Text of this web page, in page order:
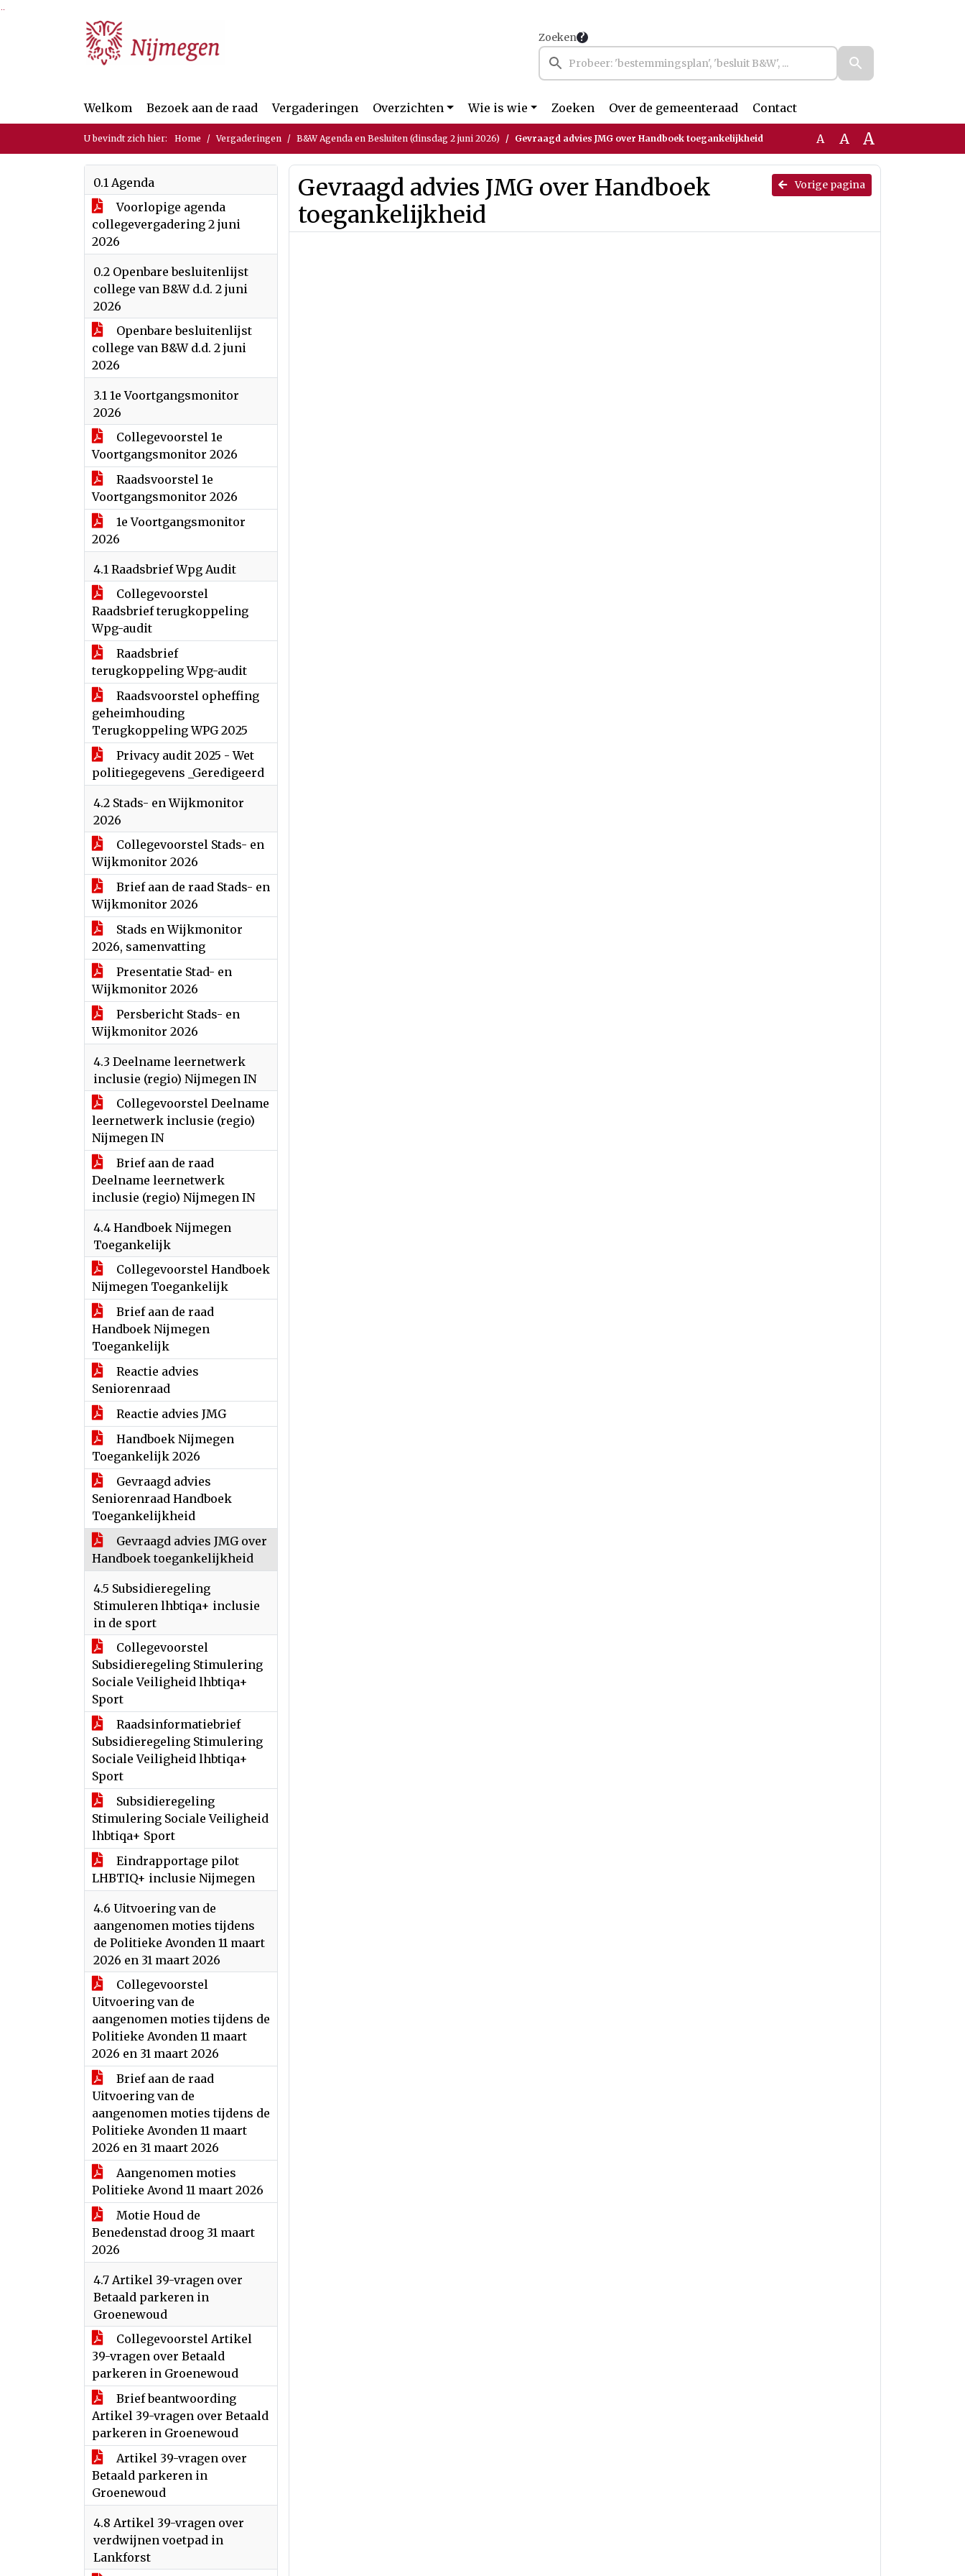
Ga naar de inhoud van deze pagina
Ga naar het zoeken
Ga naar het menu
Zoeken
Welkom Bezoek aan de raad Vergaderingen Overzichten Wie is wie Zoeken Over de gemeenteraad Contact
U bevindt zich hier: Home Vergaderingen B&W Agenda en Besluiten (dinsdag 2 juni 2026) Gevraagd advies JMG over Handboek toegankelijkheid A A A
0.1 Agenda
Voorlopige agenda
collegevergadering 2 juni
2026
0.2 Openbare besluitenlijst
college van B&W d.d. 2 juni
2026
Openbare besluitenlijst
college van B&W d.d. 2 juni
2026
3.1 1e Voortgangsmonitor
2026
Collegevoorstel 1e
Voortgangsmonitor 2026
Raadsvoorstel 1e
Voortgangsmonitor 2026
1e Voortgangsmonitor
2026
4.1 Raadsbrief Wpg Audit
Collegevoorstel
Raadsbrief terugkoppeling
Wpg-audit
Raadsbrief
terugkoppeling Wpg-audit
Raadsvoorstel opheffing
geheimhouding
Terugkoppeling WPG 2025
Privacy audit 2025 - Wet
politiegegevens _Geredigeerd
4.2 Stads- en Wijkmonitor
2026
Collegevoorstel Stads- en
Wijkmonitor 2026
Brief aan de raad Stads- en
Wijkmonitor 2026
Stads en Wijkmonitor
2026, samenvatting
Presentatie Stad- en
Wijkmonitor 2026
Persbericht Stads- en
Wijkmonitor 2026
4.3 Deelname leernetwerk
inclusie (regio) Nijmegen IN
Collegevoorstel Deelname
leernetwerk inclusie (regio)
Nijmegen IN
Brief aan de raad
Deelname leernetwerk
inclusie (regio) Nijmegen IN
4.4 Handboek Nijmegen
Toegankelijk
Collegevoorstel Handboek
Nijmegen Toegankelijk
Brief aan de raad
Handboek Nijmegen
Toegankelijk
Reactie advies
Seniorenraad
Reactie advies JMG
Handboek Nijmegen
Toegankelijk 2026
Gevraagd advies
Seniorenraad Handboek
Toegankelijkheid
Gevraagd advies JMG over
Handboek toegankelijkheid
4.5 Subsidieregeling
Stimuleren lhbtiqa+ inclusie
in de sport
Collegevoorstel
Subsidieregeling Stimulering
Sociale Veiligheid lhbtiqa+
Sport
Raadsinformatiebrief
Subsidieregeling Stimulering
Sociale Veiligheid lhbtiqa+
Sport
Subsidieregeling
Stimulering Sociale Veiligheid
lhbtiqa+ Sport
Eindrapportage pilot
LHBTIQ+ inclusie Nijmegen
4.6 Uitvoering van de
aangenomen moties tijdens
de Politieke Avonden 11 maart
2026 en 31 maart 2026
Collegevoorstel
Uitvoering van de
aangenomen moties tijdens de
Politieke Avonden 11 maart
2026 en 31 maart 2026
Brief aan de raad
Uitvoering van de
aangenomen moties tijdens de
Politieke Avonden 11 maart
2026 en 31 maart 2026
Aangenomen moties
Politieke Avond 11 maart 2026
Motie Houd de
Benedenstad droog 31 maart
2026
4.7 Artikel 39-vragen over
Betaald parkeren in
Groenewoud
Collegevoorstel Artikel
39-vragen over Betaald
parkeren in Groenewoud
Brief beantwoording
Artikel 39-vragen over Betaald
parkeren in Groenewoud
Artikel 39-vragen over
Betaald parkeren in
Groenewoud
4.8 Artikel 39-vragen over
verdwijnen voetpad in
Lankforst
Vorige pagina
Gevraagd advies JMG over Handboek
toegankelijkheid